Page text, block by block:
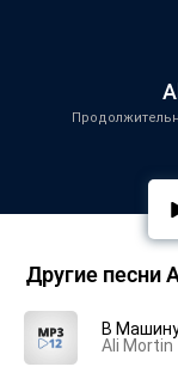
Другие песни
В
Ali Mortin